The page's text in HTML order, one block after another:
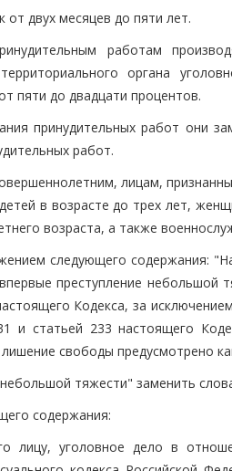
двух месяцев до пяти лет.
работам
органа
пяти до двадцати процентов.
принудительных работ они
работ.
лицам,
в возрасте до трех лет,
возраста, а также
следующего содержания:
преступление небольшой
Кодекса, за
и статьей 233 настоящего
свободы предусмотрено
тяжести" заменить
содержания:
лицу, уголовное дело в